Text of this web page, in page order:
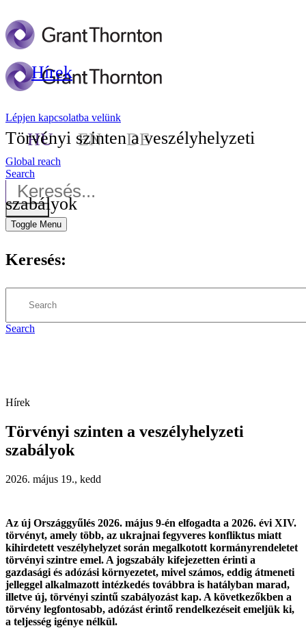
Lépjen kapcsolatba velünk
HU EN DE
Global reach
Search
Toggle Menu
Hírek
Törvényi szinten a veszélyhelyzeti
szabályok
Keresés:
Search
Hírek
Törvényi szinten a veszélyhelyzeti
szabályok
2026. május 19., kedd
Az új Országgyűlés 2026. május 9-én elfogadta a 2026. évi XIV.
törvényt, amely több, az ukrajnai fegyveres konfliktus miatt
kihirdetett veszélyhelyzet során megalkotott kormányrendeletet
törvényi szintre emel. A jogszabály kifejezetten érinti a
gazdasági és adózási környezetet, mivel számos, eddig átmeneti
jelleggel alkalmazott intézkedés továbbra is hatályban marad,
illetve új, törvényi szintű szabályozást kap. A következőkben a
törvény legfontosabb, adózást érintő rendelkezéseit emeljük ki,
a teljesség igénye nélkül.